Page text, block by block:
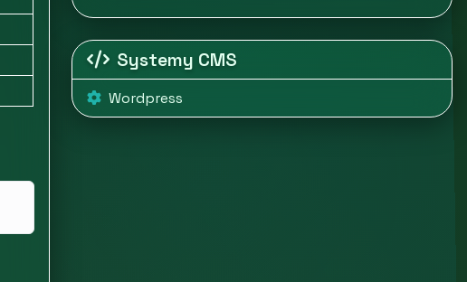
Systemy CMS
Wordpress